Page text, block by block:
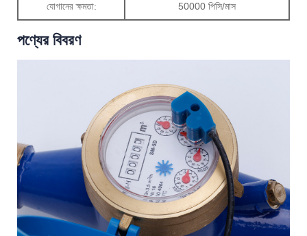
যোগানের ক্ষমতা: 50000 পিসি/মাস
পণ্যের বিবরণ